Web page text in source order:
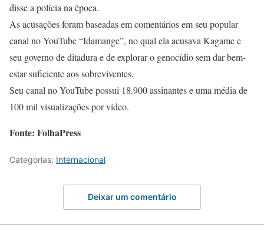
disse a polícia na época.
As acusações foram baseadas em comentários em seu popular
canal no YouTube “Idamange”, no qual ela acusava Kagame e
seu governo de ditadura e de explorar o genocídio sem dar bem-
estar suficiente aos sobreviventes.
Seu canal no YouTube possui 18.900 assinantes e uma média de
100 mil visualizações por vídeo.
Fonte: FolhaPress
Categorias: Internacional
Deixar um comentário